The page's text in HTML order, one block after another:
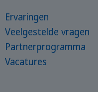
Ervaringen
Veelgestelde vragen
Partnerprogramma
Vacatures